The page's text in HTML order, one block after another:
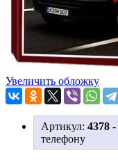
Увеличить обложку
Артикул: 4378 -
телефону